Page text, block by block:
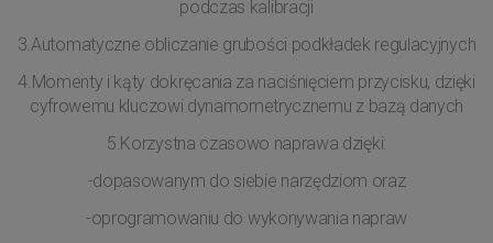
podczas kalibracji
3.Automatyczne obliczanie grubości podkładek regulacyjnych
4.Momenty i kąty dokręcania za naciśnięciem przycisku, dzięki
cyfrowemu kluczowi dynamometrycznemu z bazą danych
5.Korzystna czasowo naprawa dzięki:
-dopasowanym do siebie narzędziom oraz
-oprogramowaniu do wykonywania napraw